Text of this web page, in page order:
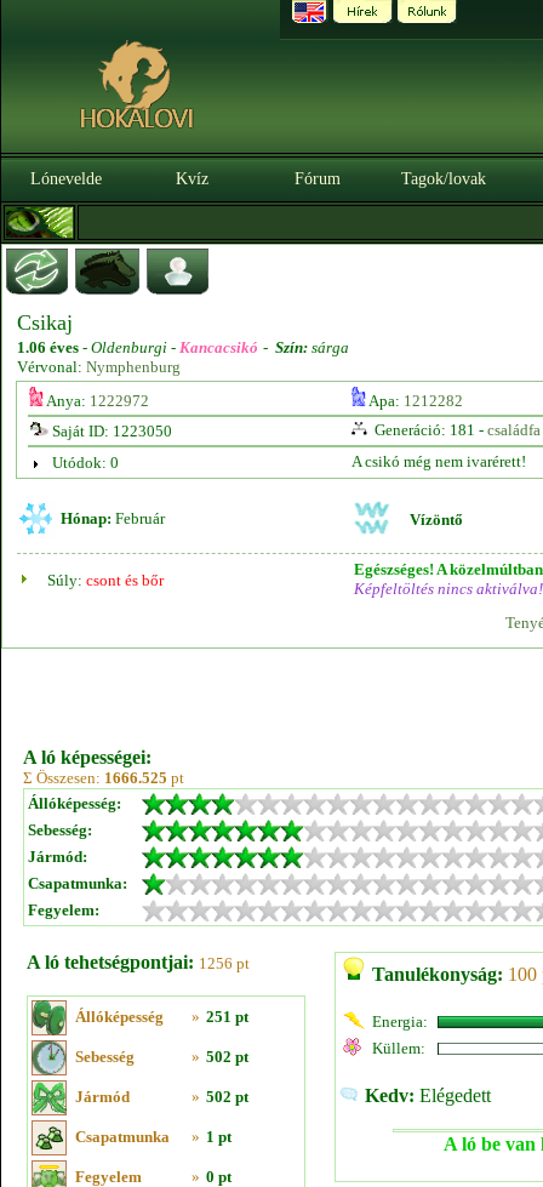
Lónevelde Kvíz Fórum Tagok/lovak
Csikaj
1.06 éves - Oldenburgi - Kancacsikó - Szín: sárga
Vérvonal: Nymphenburg
Anya: 1222972 Apa: 1212282
Saját ID: 1223050
Generáció: 181 - családfa
Utódok: 0
A csikó még nem ivarérett!
Hónap: Február Vízöntő
Súly: csont és bőr
Egészséges! A
Képfeltöltés nincs aktiválva!
A ló képességei:
Σ Összesen: 1666.525 pt
Állóképesség:
Sebesség:
Jármód:
Csapatmunka:
Fegyelem:
A ló tehetségpontjai: 1256 pt
Állóképesség » 251 pt
Sebesség » 502 pt
Jármód » 502 pt
Csapatmunka » 1 pt
Fegyelem » 0 pt
Tanulékonyság: 100
Energia:
Küllem:
Kedv: Elégedett
A ló be van